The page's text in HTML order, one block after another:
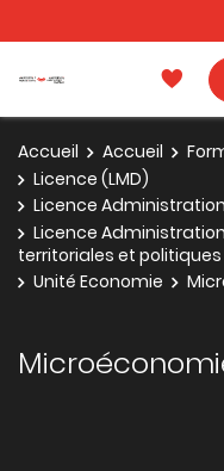
Accueil Accueil
Licence (LMD)
Licence
Licence
territoriales et politiques
Unité Economie